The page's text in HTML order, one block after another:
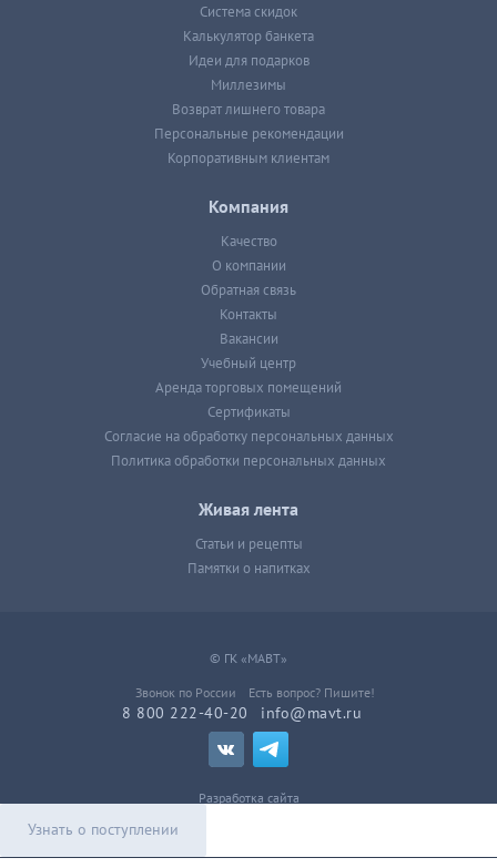
Узнать о поступлении
Система скидок
Калькулятор банкета
Идеи для подарков
Миллезимы
Возврат лишнего товара
Персональные рекомендации
Корпоративным клиентам
Компания
Качество
О компании
Обратная связь
Контакты
Вакансии
Учебный центр
Аренда торговых помещений
Сертификаты
Согласие на обработку персональных данных
Политика обработки персональных данных
Живая лента
Статьи и рецепты
Памятки о напитках
© ГК «МАВТ»
Звонок по России
8 800 222-40-20
Есть вопрос? Пишите!
info@mavt.ru
Разработка сайта